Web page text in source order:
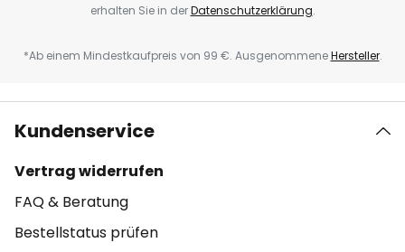
erhalten Sie in derDatenschutzerklärung.
*Ab einem Mindestkaufpreis von 99 €. AusgenommeneHersteller.
Kundenservice
Vertrag widerrufen
FAQ & Beratung
Bestellstatus prüfen